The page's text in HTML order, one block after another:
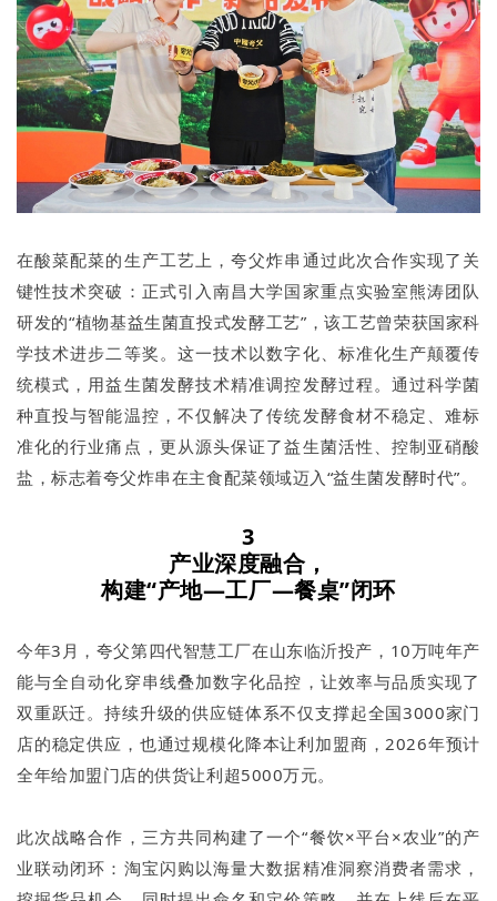
在酸菜配菜的生产工艺上，夸父炸串通过此次合作实现了关
键性技术突破：正式引入南昌大学国家重点实验室熊涛团队
研发的“植物基益生菌直投式发酵工艺”，该工艺曾荣获国家科
学技术进步二等奖。这一技术以数字化、标准化生产颠覆传
统模式，用益生菌发酵技术精准调控发酵过程。通过科学菌
种直投与智能温控，不仅解决了传统发酵食材不稳定、难标
准化的行业痛点，更从源头保证了益生菌活性、控制亚硝酸
盐，标志着夸父炸串在主食配菜领域迈入“益生菌发酵时代”。
3
产业深度融合，
构建“产地—工厂—餐桌”闭环
今年3月，夸父第四代智慧工厂在山东临沂投产，10万吨年产
能与全自动化穿串线叠加数字化品控，让效率与品质实现了
双重跃迁。持续升级的供应链体系不仅支撑起全国3000家门
店的稳定供应，也通过规模化降本让利加盟商，2026年预计
全年给加盟门店的供货让利超5000万元。
此次战略合作，三方共同构建了一个“餐饮×平台×农业”的产
业联动闭环：淘宝闪购以海量大数据精准洞察消费者需求，